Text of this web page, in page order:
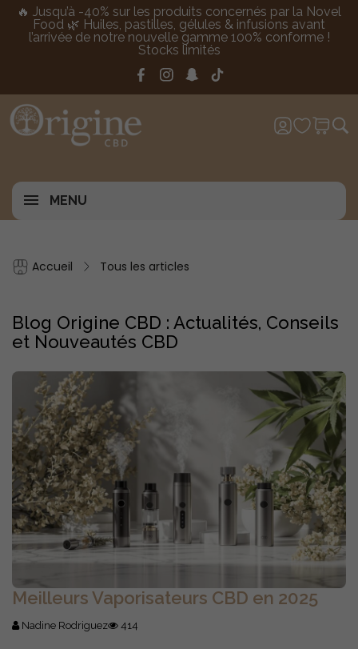
🔥 Jusqu’à -40% sur les produits concernés par la Novel
Food 🌿 Huiles, pastilles, gélules & infusions avant
l’arrivée de notre nouvelle gamme 100% conforme !
Stocks limités
MENU
Accueil Tous les articles
Blog Origine CBD : Actualités, Conseils
et Nouveautés CBD
Meilleurs Vaporisateurs CBD en 2025
Nadine Rodriguez 414